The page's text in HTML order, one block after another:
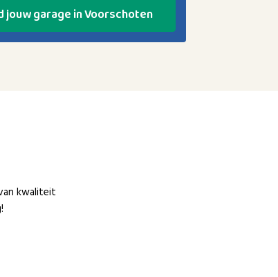
jouw garage in Voorschoten
kwaliteit